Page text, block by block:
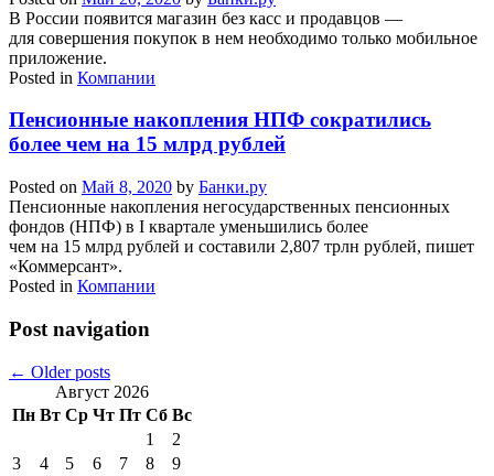
В России появится магазин без касс и продавцов —
для совершения покупок в нем необходимо только мобильное
приложение.
Posted in Компании
Пенсионные накопления НПФ сократились
более чем на 15 млрд рублей
Posted on Май 8, 2020 by Банки.ру
Пенсионные накопления негосударственных пенсионных
фондов (НПФ) в I квартале уменьшились более
чем на 15 млрд рублей и составили 2,807 трлн рублей, пишет
«Коммерсант».
Posted in Компании
Post navigation
← Older posts
Август 2026
Пн Вт Ср Чт Пт Сб Вс
1
2
3
4 5 6 7 8
9